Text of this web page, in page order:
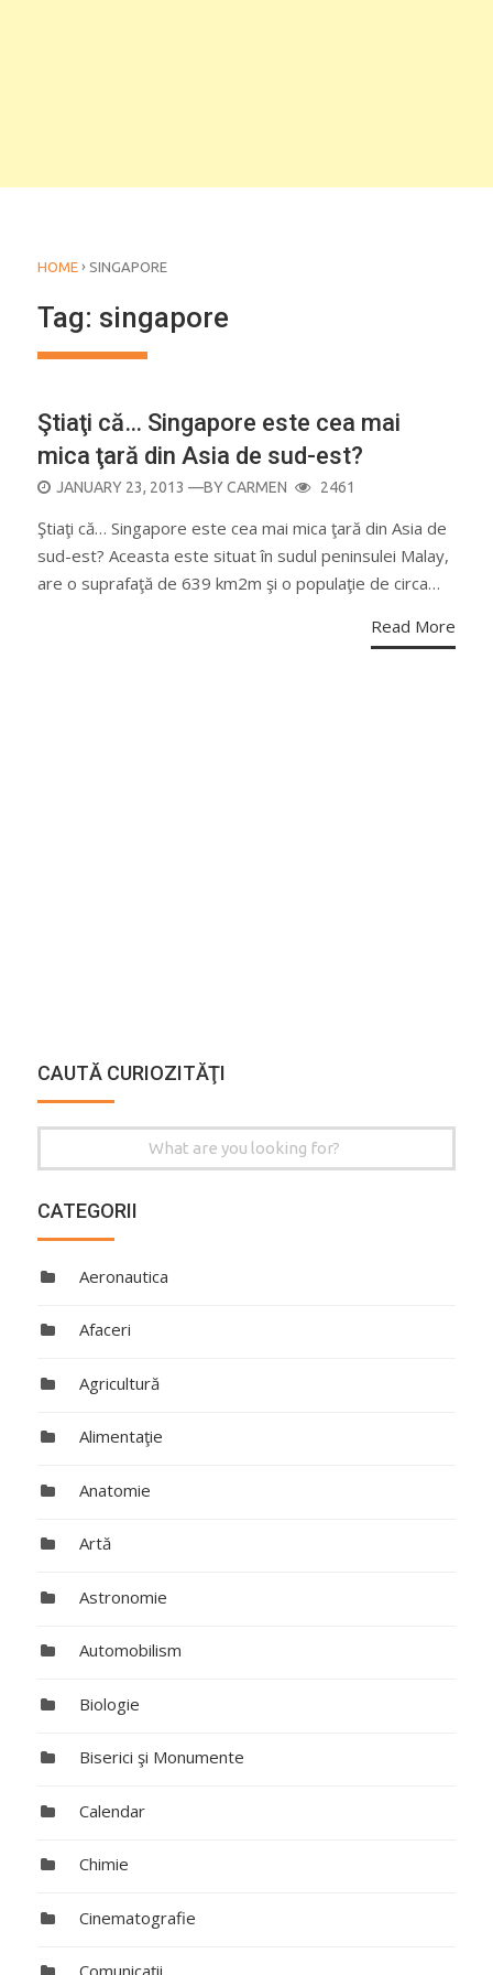
HOME › SINGAPORE
Tag: singapore
Ştiaţi că… Singapore este cea mai
mica ţară din Asia de sud-est?
POSTED
JANUARY 23, 2013 —BYCARMEN 2461
Ştiaţi că… Singapore este cea mai mica ţară din Asia de
sud-est? Aceasta este situat în sudul peninsulei Malay,
are o suprafaţă de 639 km2m şi o populaţie de circa…
Read More
CAUTĂ CURIOZITĂŢI
for:
CATEGORII
Aeronautica
Afaceri
Agricultură
Alimentaţie
Anatomie
Artă
Astronomie
Automobilism
Biologie
Biserici şi Monumente
Calendar
Chimie
Cinematografie